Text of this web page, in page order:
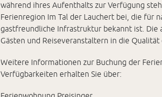
während ihres Aufenthalts zur Verfügung
Ferienregion Im Tal der Lauchert bei, die für
gastfreundliche Infrastruktur bekannt ist. Die
Gästen und Reiseveranstaltern in die
Weitere Informationen zur Buchung der
Verfügbarkeiten erhalten Sie über: